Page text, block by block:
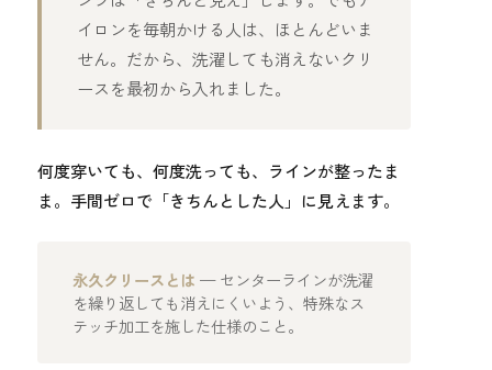
イロンを毎朝かける人は、ほとんどいま
せん。だから、洗濯しても消えないクリ
ースを最初から入れました。
何度穿いても、何度洗っても、ラインが整ったま
ま。手間ゼロで「きちんとした人」に見えます。
永久クリースとは — センターラインが洗濯
を繰り返しても消えにくいよう、特殊なス
テッチ加工を施した仕様のこと。